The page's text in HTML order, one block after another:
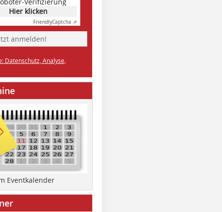
Verifizierung
Hier klicken
FriendlyCaptcha ⇗
anmelden!
Datenschutz, Analyse,
Eventkalender